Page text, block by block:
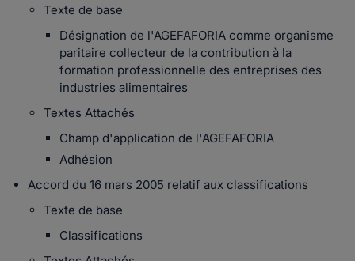
Texte de base
Désignation de l'AGEFAFORIA comme organisme
paritaire collecteur de la contribution à la
formation professionnelle des entreprises des
industries alimentaires
Textes Attachés
Champ d'application de l'AGEFAFORIA
Adhésion
Accord du 16 mars 2005 relatif aux classifications
Texte de base
Classifications